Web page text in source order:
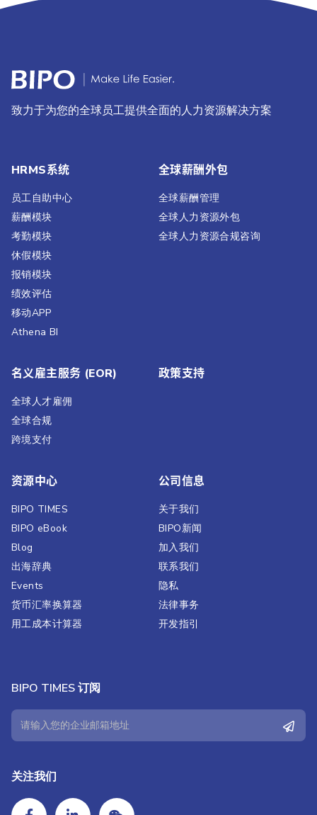
致力于为您的全球员工提供全面的人力资源解决方案
HRMS系统
员工自助中心
薪酬模块
考勤模块
休假模块
报销模块
绩效评估​
移动APP
Athena BI
全球薪酬外包
全球薪酬管理
全球人力资源外包
全球人力资源合规咨询
名义雇主服务 (EOR)
全球人才雇佣
全球合规
跨境支付
政策支持
资源中心
BIPO TIMES
BIPO eBook
Blog
出海辞典
Events
货币汇率换算器
用工成本计算器
公司信息
关于我们
BIPO新闻​
加入我们
联系我们
隐私
法律事务
开发指引
BIPO TIMES 订阅
关注我们